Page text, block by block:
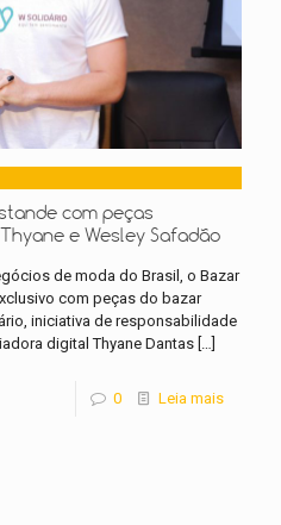
com peças
e Wesley Safadão
de moda do Brasil, o Bazar
com peças do bazar
iniciativa de responsabilidade
digital Thyane Dantas
0 Leia mais